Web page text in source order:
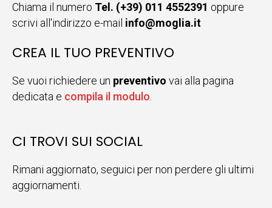
Chiama il numero Tel. (+39) 011 4552391 oppure
scrivi all'indirizzo e-mail info@moglia.it
CREA IL TUO PREVENTIVO
Se vuoi richiedere un preventivo vai alla pagina
dedicata e compila il modulo.
CI TROVI SUI SOCIAL
Rimani aggiornato, seguici per non perdere gli ultimi
aggiornamenti.